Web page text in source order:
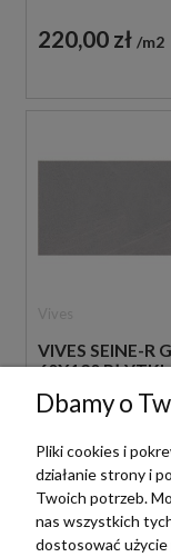
220,00 zł m2
VIVES SEINE-R
60X120 PŁYTKI
BETONOWE
GRESOWE
220,00 zł
Dbamy o
Pliki cookies i
działanie strony i
Twoich potrzeb.
nas wszystkich
dostosować